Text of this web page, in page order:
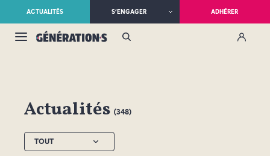
ACTUALITÉS S’ENGAGER ADHÉRER
Actualités (348)
TOUT